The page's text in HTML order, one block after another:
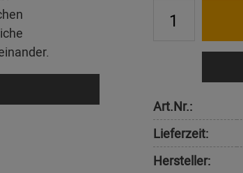
Art.Nr.:
Lieferzeit:
Hersteller: